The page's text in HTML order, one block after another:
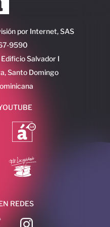
por Internet, SAS
9590
Salvador I
Santo Domingo
REDES